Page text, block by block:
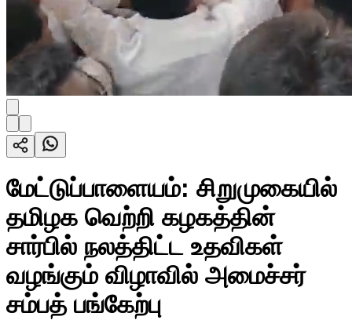
மேட்டுப்பாளையம்: சிறுமுகையில்
தமிழக வெற்றி கழகத்தின்
சார்பில் நலத்திட்ட உதவிகள்
வழங்கும் விழாவில் அமைச்சர்
சம்பத் பங்கேற்பு